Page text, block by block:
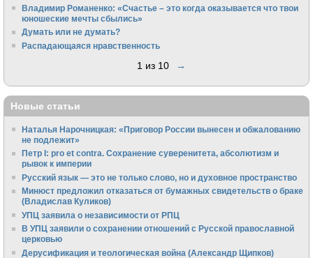
Владимир Романенко: «Счастье – это когда оказывается что твои
юношеские мечты сбылись»
Думать или не думать?
Распадающаяся нравственность
1 из 10 →
Новые статьи
Наталья Нарочницкая: «Приговор России вынесен и обжалованию
не подлежит»
Петр I: pro et contra. Сохранение суверенитета, абсолютизм и
рывок к империи
Русский язык — это не только слово, но и духовное пространство
Минюст предложил отказаться от бумажных свидетельств о браке
(Владислав Куликов)
УПЦ заявила о независимости от РПЦ
В УПЦ заявили о сохранении отношений с Русской православной
церковью
Дерусификация и теологическая война (Александр Щипков)